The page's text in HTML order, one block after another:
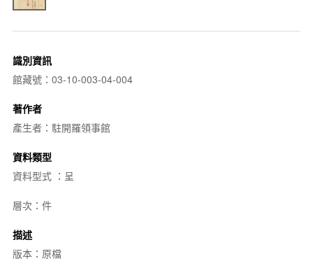
識別資訊
館藏號：03-10-003-04-004
著作者
產生者：駐開羅領事館
資料類型
資料型式 ：呈
層次：件
描述
版本：原檔